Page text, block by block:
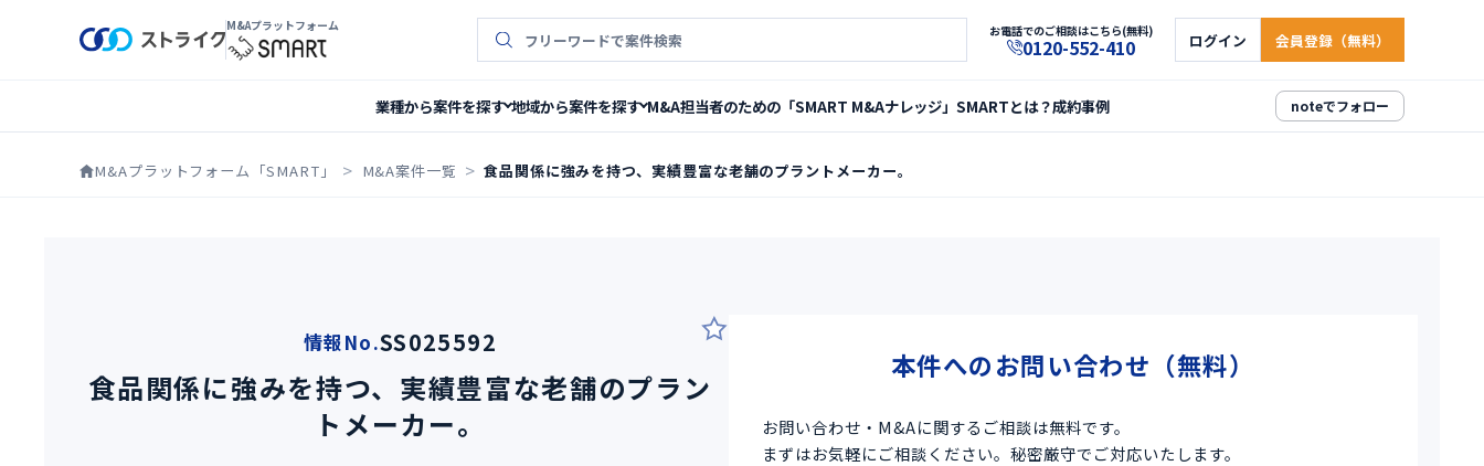
M&Aプラットフォーム 案件検索 お電話でのご相談はこちら(無料)
0120-552-410 ログイン 会員登録（無料）
業種から案件を探す 地域から案件を探す M&A担当者のための「SMART M&Aナレッジ」 SMARTとは？成約事例 noteでフォロー
M&Aプラットフォーム「SMART」 M&A案件一覧 食品関係に強みを持つ、実績豊富な老舗のプラントメーカー。
情報No.SS025592
食品関係に強みを持つ、実績豊富な老舗のプラン
トメーカー。
本件へのお問い合わせ（無料）
お問い合わせ・M&Aに関するご相談は無料です。
まずはお気軽にご相談ください。秘密厳守でご対応いたします。